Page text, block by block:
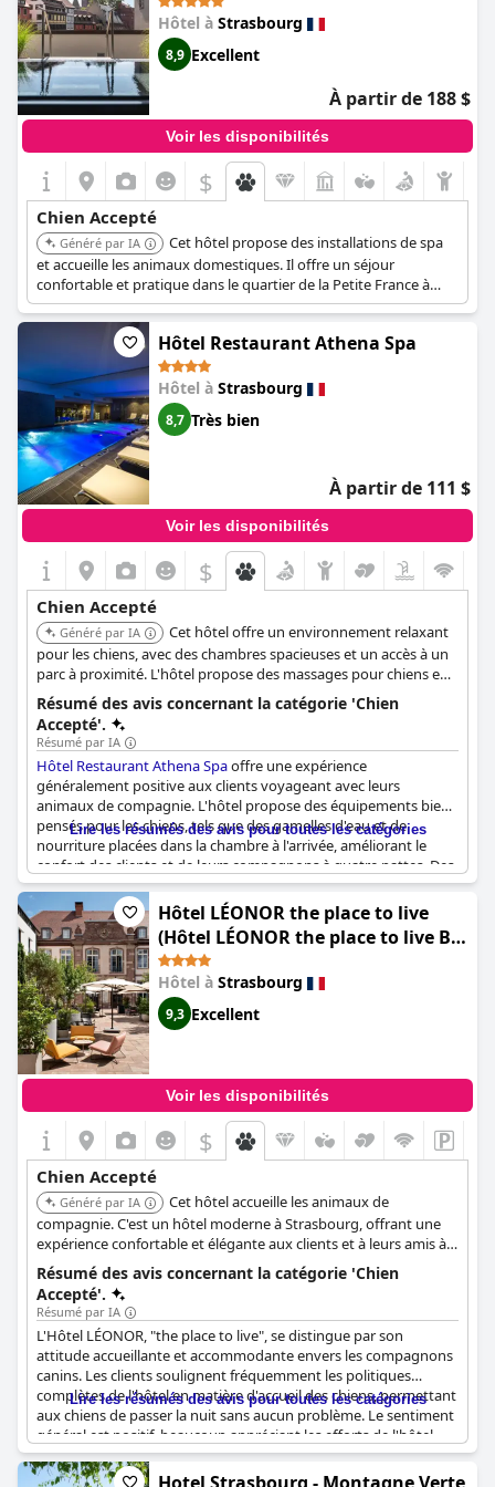
Hôtel à Strasbourg
8,9 Excellent
À partir de 188 $
Voir les disponibilités
$
Chien Accepté
Généré par IA
Cet hôtel propose des installations de spa
et accueille les animaux domestiques. Il offre un séjour
confortable et pratique dans le quartier de la Petite France à
Strasbourg.
Hôtel Restaurant Athena Spa
Hôtel à Strasbourg
8,7 Très bien
À partir de 111 $
Voir les disponibilités
$
Chien Accepté
Généré par IA
Cet hôtel offre un environnement relaxant
pour les chiens, avec des chambres spacieuses et un accès à un
parc à proximité. L'hôtel propose des massages pour chiens en
chambre et des séances d'aromathérapie. Les propriétaires
peuvent profiter du spa en sachant que leurs chiens sont
choyés.
Résumé des avis concernant la catégorie 'Chien
Accepté'.
Résumé par IA
Hôtel Restaurant Athena Spaoffre une expérience
généralement positive aux clients voyageant avec leurs
animaux de compagnie. L'hôtel propose des équipements bien
pensés pour les chiens, tels que des gamelles d'eau et de
nourriture placées dans la chambre à l'arrivée, améliorant le
confort des clients et de leurs compagnons à quatre pattes. Des
frais raisonnables pour les animaux de compagnie incluent la
fourniture de ces équipements, ainsi que des friandises pour
chiens, rendant le supplément raisonnable pour de nombreux
clients. Bien que les chiens ne soient pas autorisés dans le
restaurant, l'hôtel maintient une atmosphère accueillante pour
les animaux de compagnie, assurant un séjour sans tracas en
autorisant les chiens dans d'autres zones de l'hôtel. Malgré le
fait que certains clients notent que l'hôtel ne répond pas
entièrement à tous les aspects d'être "dog-friendly", l'attention
portée aux besoins des animaux de compagnie et l'acceptation
des chiens dans l'établissement soulignent un engagement
envers l'hospitalité adaptée aux animaux.
Lire les résumés des avis pour toutes les catégories
Hôtel LÉONOR the place to live
(Hôtel LÉONOR the place to live By
Stay Collection)
Hôtel à Strasbourg
9,3 Excellent
Voir les disponibilités
$
Chien Accepté
Généré par IA
Cet hôtel accueille les animaux de
compagnie. C'est un hôtel moderne à Strasbourg, offrant une
expérience confortable et élégante aux clients et à leurs amis à
quatre pattes.
Résumé des avis concernant la catégorie 'Chien
Accepté'.
Résumé par IA
L'Hôtel LÉONOR, "the place to live", se distingue par son
attitude accueillante et accommodante envers les compagnons
canins. Les clients soulignent fréquemment les politiques
complètes de l'hôtel en matière d'accueil des chiens, permettant
aux chiens de passer la nuit sans aucun problème. Le sentiment
général est positif, beaucoup appréciant les efforts de l'hôtel
pour accueillir les chiens, leur permettant même de se déplacer
librement dans certaines zones.
Lire les résumés des avis pour toutes les catégories